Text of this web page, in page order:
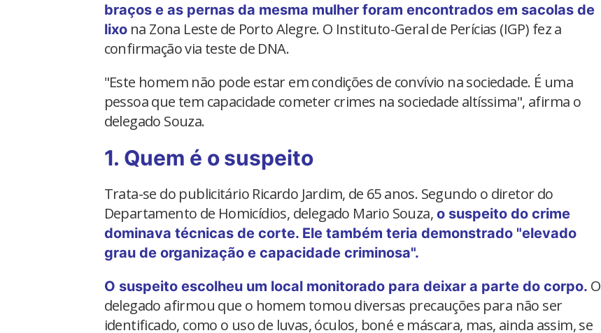
braços e as pernas da mesma mulher foram encontrados em sacolas de
lixona Zona Leste de Porto Alegre. O Instituto-Geral de Perícias (IGP) fez a
confirmação via teste de DNA.
"Este homem não pode estar em condições de convívio na sociedade. É uma
pessoa que tem capacidade cometer crimes na sociedade altíssima", afirma o
delegado Souza.
1. Quem é o suspeito
Trata-se do publicitário Ricardo Jardim, de 65 anos. Segundo o diretor do
Departamento de Homicídios, delegado Mario Souza, o suspeito do crime
dominava técnicas de corte. Ele também teria demonstrado "elevado
grau de organização e capacidade criminosa".
O suspeito escolheu um local monitorado para deixar a parte do corpo. O
delegado afirmou que o homem tomou diversas precauções para não ser
identificado, como o uso de luvas, óculos, boné e máscara, mas, ainda assim, se